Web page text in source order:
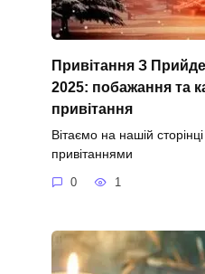
Привітання З
2025: побажання та
привітання
Вітаємо на нашій
привітаннями
0 1